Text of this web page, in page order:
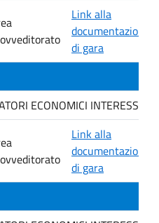
Link alla
documentazione
di gara
ECONOMICI
Link alla
documentazione
di gara